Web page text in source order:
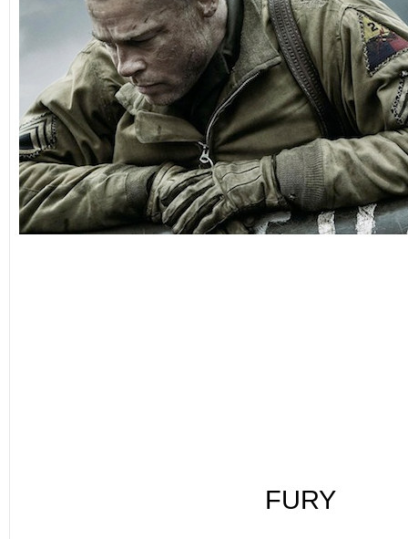
FURY